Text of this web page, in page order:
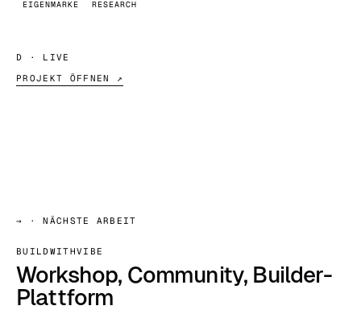
EIGENMARKE RESEARCH
D · LIVE
PROJEKT ÖFFNEN ↗
→ · NÄCHSTE ARBEIT
BUILDWITHVIBE
Workshop, Community, Builder-
Plattform